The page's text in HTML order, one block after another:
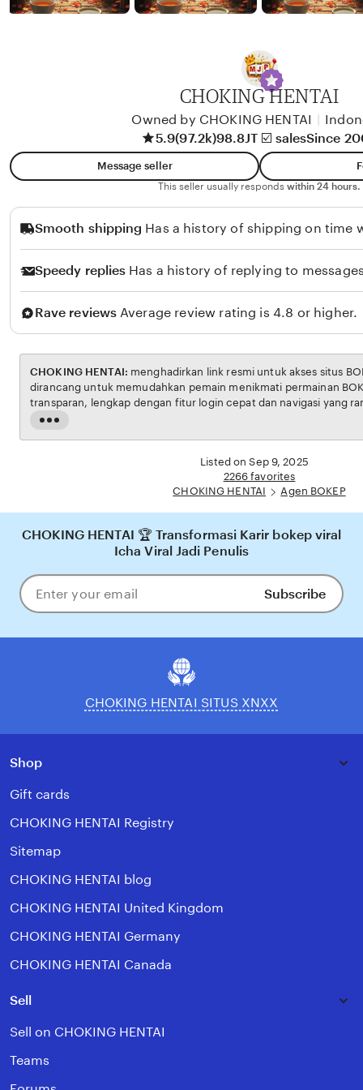
l
o
CHOKING HENTAI
Owned by CHOKING HENTAI
5.9(97.2k)98.8JT ☑️ salesSince
Message seller
This seller usually responds within 24 hours.
Smooth shipping Has a history of shipping on time
Speedy replies Has a history of replying to
Rave reviews Average review rating is 4.8 or higher.
Read
the
CHOKING HENTAI:
dirancang untuk memudahkan pemain menikmati permainan BOKEP dengan aman dan
transparan, lengkap dengan fitur login cepat dan navigasi yang ramah pengguna. Setiap
transaksi dijamin aman, sementara update hasil dan informasi permainan selalu tersedia
pecinta BOKEP online di Indonesia.Listed on Sep 9, 2025
2266 favorites
CHOKING HENTAI
Agen BOKEP
CHOKING HENTAI 🏆 Transformasi Karir bokep viral
Icha Viral Jadi Penulis
Enter
your
Subscribe
CHOKING HENTAI SITUS XNXX
Shop
Gift cards
CHOKING HENTAI Registry
Sitemap
CHOKING HENTAI blog
CHOKING HENTAI United Kingdom
CHOKING HENTAI Germany
CHOKING HENTAI Canada
Sell
Sell on CHOKING HENTAI
Teams